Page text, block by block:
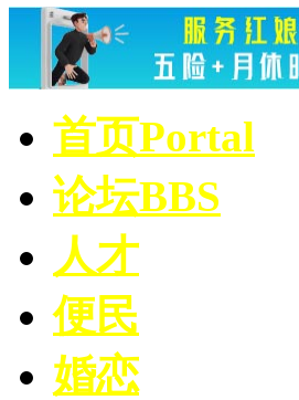
首页Portal
论坛BBS
人才
便民
婚恋